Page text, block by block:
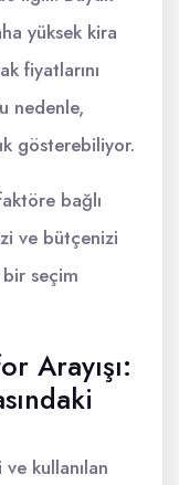
yüksek kira
fiyatlarını
nedenle,
gösterebiliyor.
bağlı
ve bütçenizi
seçim
Arayışı:
kullanılan